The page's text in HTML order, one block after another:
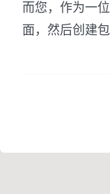
而您，作为一
面，然后创建